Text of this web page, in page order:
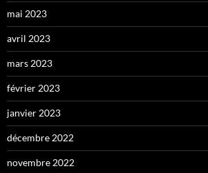
mai 2023
avril 2023
mars 2023
février 2023
janvier 2023
décembre 2022
novembre 2022